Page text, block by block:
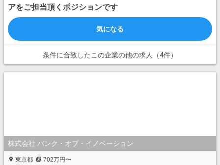
アをご担当頂くポジションです
気になる
条件に合致したこの企業の他の求人（4件）
株式会社 バンク・オブ・イノベーション
東京都 702万円〜